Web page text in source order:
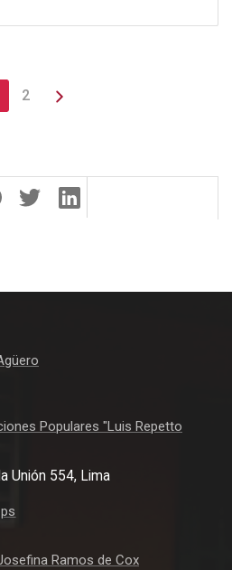
2
Populares "Luis Repetto
Unión 554, Lima
Ramos de Cox